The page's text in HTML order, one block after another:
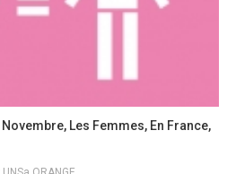
Les Femmes, En France,